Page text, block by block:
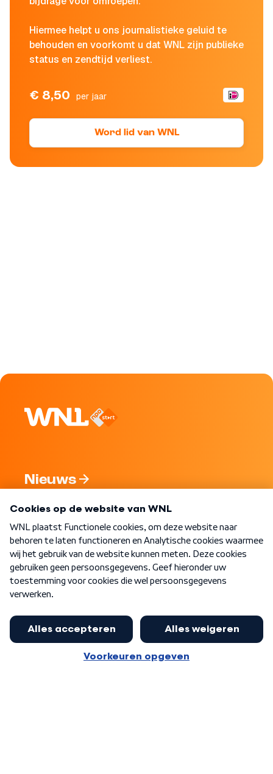
Hiermee helpt u ons journalistieke geluid te
behouden en voorkomt u dat WNL zijn publieke
status en zendtijd verliest.
€ 8,50 per jaar
Word lid van WNL
Nieuws
Nieuwsbrief
Word Lid